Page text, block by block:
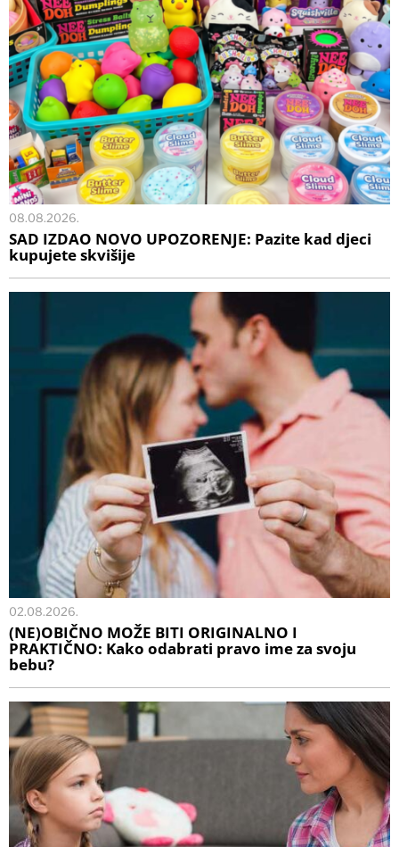
08.08.2026.
SAD IZDAO NOVO UPOZORENJE: Pazite kad djeci
kupujete skvišije
02.08.2026.
(NE)OBIČNO MOŽE BITI ORIGINALNO I
PRAKTIČNO: Kako odabrati pravo ime za svoju
bebu?